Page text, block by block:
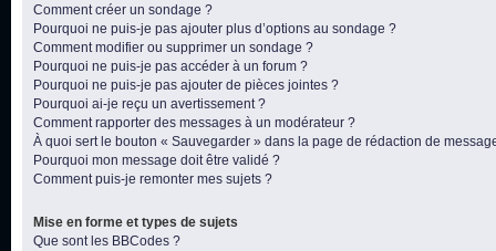
Comment créer un sondage ?
Pourquoi ne puis-je pas ajouter plus d’options au sondage ?
Comment modifier ou supprimer un sondage ?
Pourquoi ne puis-je pas accéder à un forum ?
Pourquoi ne puis-je pas ajouter de pièces jointes ?
Pourquoi ai-je reçu un avertissement ?
Comment rapporter des messages à un modérateur ?
À quoi sert le bouton « Sauvegarder » dans la page de rédaction de
Pourquoi mon message doit être validé ?
Comment puis-je remonter mes sujets ?
Mise en forme et types de sujets
Que sont les BBCodes ?